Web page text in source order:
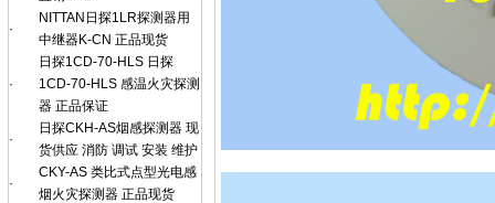
·
NITTAN日探1LR探测器用
中继器K-CN 正品现货
·
日探1CD-70-HLS 日探
1CD-70-HLS 感温火灾探测
器 正品保证
·
日探CKH-AS烟感探测器 现
货供应 消防 调试 安装 维护
·
CKY-AS 类比式点型光电感
烟火灾探测器 正品现货